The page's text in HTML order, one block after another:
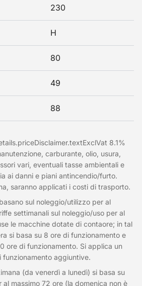
230
H
80
49
88
8.1%
carburante, olio, usura,
vari, eventuali tasse ambientali e
ai danni e piani antincendio/furto.
saranno applicati i costi di trasporto.
sul noleggio/utilizzo per al
settimanali sul noleggio/uso per al
le macchine dotate di contaore; in tal
si basa su 8 ore di funzionamento e
ore di funzionamento. Si applica un
funzionamento aggiuntive.
(da venerdì a lunedì) si basa su
massimo 72 ore (la domenica non è